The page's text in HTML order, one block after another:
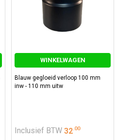
WINKELWAGEN
Blauw gegloeid verloop 100 mm
inw - 110 mm uitw
Inclusief BTW 32.00